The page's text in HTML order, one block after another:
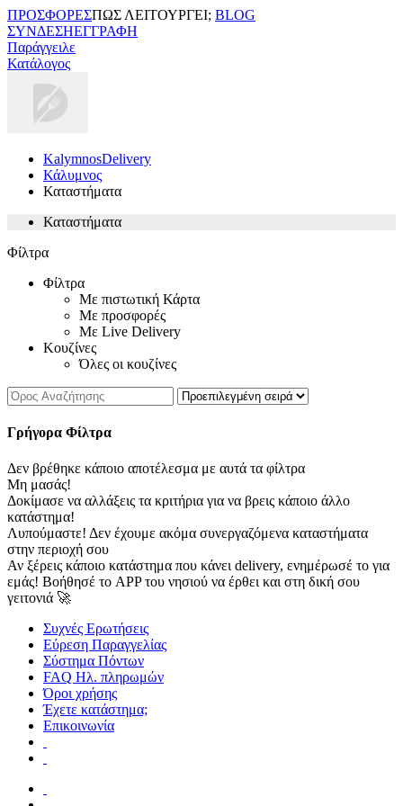
ΠΡΟΣΦΟΡΕΣΠΩΣ ΛΕΙΤΟΥΡΓΕΙ; BLOG
ΣΥΝΔΕΣΗΕΓΓΡΑΦΗ
Παράγγειλε
Κατάλογος
KalymnosDelivery
Κάλυμνος
Καταστήματα
Καταστήματα
Φίλτρα
Φίλτρα
Με πιστωτική Κάρτα
Με προσφορές
Με Live Delivery
Κουζίνες
Όλες οι κουζίνες
Γρήγορα Φίλτρα
Δεν βρέθηκε κάποιο αποτέλεσμα με αυτά τα φίλτρα
Μη μασάς!
Δοκίμασε να αλλάξεις τα κριτήρια για να βρεις κάποιο άλλο
κατάστημα!
Λυπούμαστε! Δεν έχουμε ακόμα συνεργαζόμενα καταστήματα
στην περιοχή σου
Αν ξέρεις κάποιο κατάστημα που κάνει delivery, ενημέρωσέ το για
εμάς! Βοήθησέ το APP του νησιού να έρθει και στη δική σου
γειτονιά 🚀
Συχνές Ερωτήσεις
Εύρεση Παραγγελίας
Σύστημα Πόντων
FAQ Ηλ. πληρωμών
Όροι χρήσης
Έχετε κατάστημα;
Επικοινωνία